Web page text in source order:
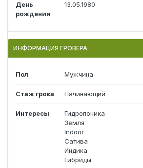
День
рождения
13.05.1980
ИНФОРМАЦИЯ ГРОВЕРА
Пол Мужчина
Стаж грова Начинающий
Интересы
Гидропоника
Земля
Indoor
Сатива
Индика
Гибриды